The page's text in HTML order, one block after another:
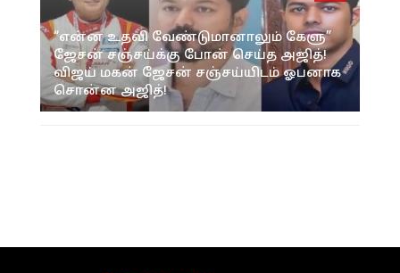
“என்ன உதவி வேண்டுமானாலும் கேளு”
ஜேசன் சஞ்சய்க்கு போன் செய்த அஜித்!
விஜய் மகன் ஜேசன் சஞ்சய்யிடம் ஓபனாக
சொன்ன அஜித்!